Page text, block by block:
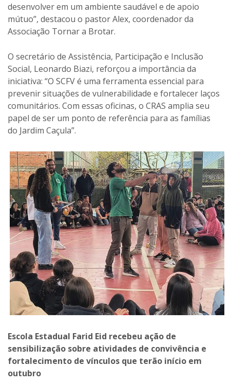
desenvolver em um ambiente saudável e de apoio
mútuo”, destacou o pastor Alex, coordenador da
Associação Tornar a Brotar.
O secretário de Assistência, Participação e Inclusão
Social, Leonardo Biazi, reforçou a importância da
iniciativa: “O SCFV é uma ferramenta essencial para
prevenir situações de vulnerabilidade e fortalecer laços
comunitários. Com essas oficinas, o CRAS amplia seu
papel de ser um ponto de referência para as famílias
do Jardim Caçula”.
Escola Estadual Farid Eid recebeu ação de
sensibilização sobre atividades de convivência e
fortalecimento de vínculos que terão início em
outubro